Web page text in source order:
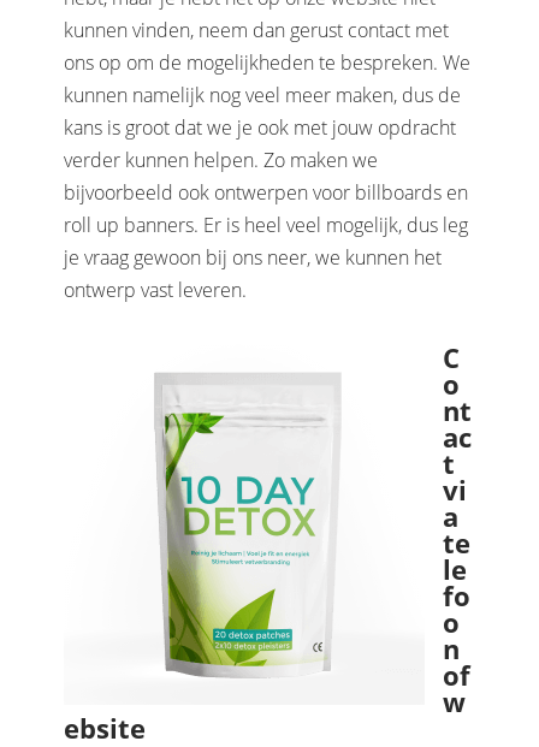
kunnen vinden, neem dan gerust contact met
ons op om de mogelijkheden te bespreken. We
kunnen namelijk nog veel meer maken, dus de
kans is groot dat we je ook met jouw opdracht
verder kunnen helpen. Zo maken we
bijvoorbeeld ook ontwerpen voor billboards en
roll up banners. Er is heel veel mogelijk, dus leg
je vraag gewoon bij ons neer, we kunnen het
ontwerp vast leveren.
C
o
nt
ac
t
vi
a
te
le
fo
o
n
of
w
ebsite